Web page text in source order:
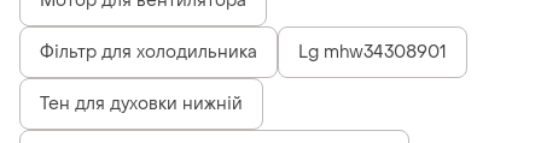
Фільтр для холодильника Lg mhw34308901
Тен для духовки нижній